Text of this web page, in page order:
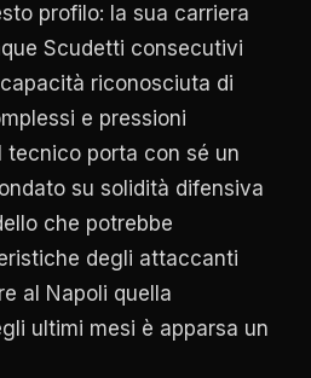
profilo: la sua carriera
Scudetti consecutivi
riconosciuta di
e pressioni
tecnico porta con sé un
su solidità difensiva
che potrebbe
degli attaccanti
al Napoli quella
ultimi mesi è apparsa un